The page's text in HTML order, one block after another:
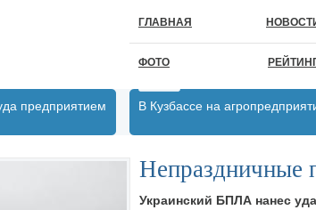
ГЛАВНАЯ
ФОТО
предприятием
В Кузбассе на
Непраздничные
Украинский БПЛА нанес